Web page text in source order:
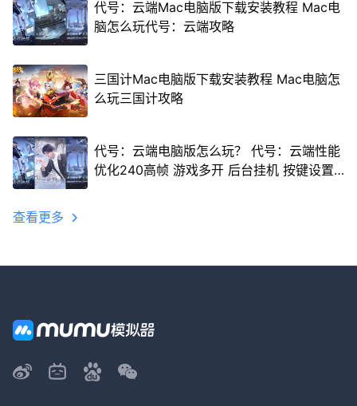
代号：云端Mac电脑版下载安装教程 Mac电
脑怎么玩代号：云端攻略
三国计Mac电脑版下载安装教程 Mac电脑怎
么玩三国计攻略
代号：云端电脑版怎么玩？ 代号：云端性能
优化240高帧 游戏多开 后台挂机 按键设置
查看更多